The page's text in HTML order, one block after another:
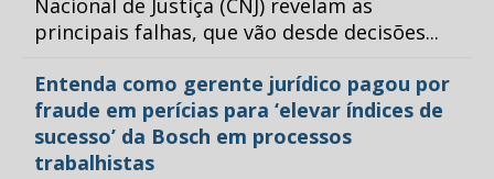
Nacional de Justiça (CNJ) revelam as
principais falhas, que vão desde decisões...
Entenda como gerente jurídico pagou por
fraude em perícias para ‘elevar índices de
sucesso’ da Bosch em processos
trabalhistas